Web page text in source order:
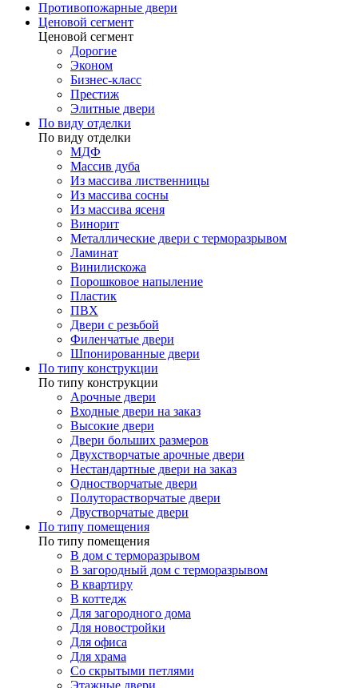
Противопожарные двери
Ценовой сегмент
Ценовой сегмент
Дорогие
Эконом
Бизнес-класс
Престиж
Элитные двери
По виду отделки
По виду отделки
МДФ
Массив дуба
Из массива лиственницы
Из массива сосны
Из массива ясеня
Винорит
Металлические двери с терморазрывом
Ламинат
Винилискожа
Порошковое напыление
Пластик
ПВХ
Двери с резьбой
Филенчатые двери
Шпонированные двери
По типу конструкции
По типу конструкции
Арочные двери
Входные двери на заказ
Высокие двери
Двери больших размеров
Двухстворчатые арочные двери
Нестандартные двери на заказ
Одностворчатые двери
Полуторастворчатые двери
Двустворчатые двери
По типу помещения
По типу помещения
В дом с терморазрывом
В загородный дом с терморазрывом
В квартиру
В коттедж
Для загородного дома
Для новостройки
Для офиса
Для храма
Со скрытыми петлями